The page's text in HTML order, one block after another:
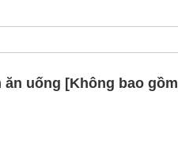
uống [Không bao gồm